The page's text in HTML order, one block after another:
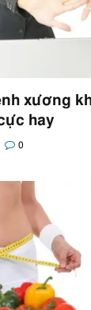
xương
hay
0